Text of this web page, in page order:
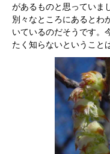
があるものと思っていま
別々なところにあるとわ
いているのだそうです。
たく知らないということ